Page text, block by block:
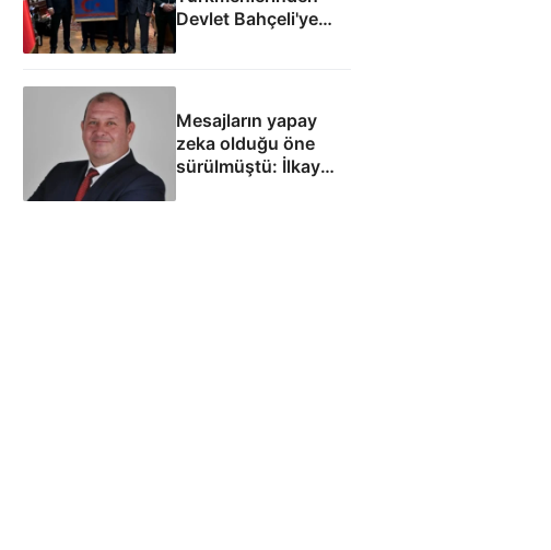
Devlet Bahçeli'ye
yapılanma gündemi
Mesajların yapay
zeka olduğu öne
sürülmüştü: İlkay